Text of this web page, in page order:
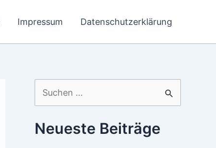
Impressum Datenschutzerklärung
Suchen
nach:
Neueste Beiträge